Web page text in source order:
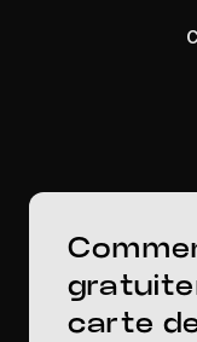
carte